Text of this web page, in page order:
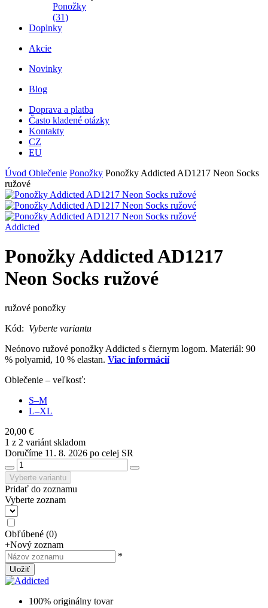
Ponožky
(31)
Doplnky
Akcie
Novinky
Blog
Doprava a platba
Často kladené otázky
Kontakty
CZ
EU
Úvod Oblečenie Ponožky Ponožky Addicted AD1217 Neon Socks
ružové
Addicted
Ponožky Addicted AD1217
Neon Socks ružové
ružové ponožky
Kód: Vyberte variantu
Neónovo ružové ponožky Addicted s čiernym logom. Materiál: 90
% polyamid, 10 % elastan. Viac informácií
Oblečenie – veľkosť:
S–M
L–XL
20,00 €
1 z 2 variánt skladom
Doručíme 11. 8. 2026 po celej SR
Vyberte variantu
Pridať do zoznamu
Vyberte zoznam
Obľúbené (0)
+Nový zoznam
*
Uložiť
100% originálny tovar